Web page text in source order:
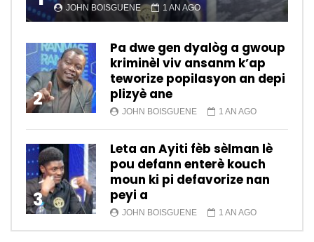
JOHN BOISGUENE 1 AN AGO
2
Pa dwe gen dyalòg a gwoup
kriminèl viv ansanm k’ap
teworize popilasyon an depi
plizyè ane
JOHN BOISGUENE 1 AN AGO
3
Leta an Ayiti fèb sèlman lè
pou defann enterè kouch
moun ki pi defavorize nan
peyi a
JOHN BOISGUENE 1 AN AGO